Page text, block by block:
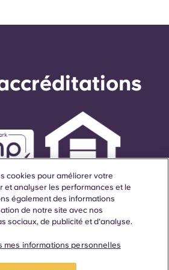
nous réjouissons de
cookies pour améliorer votre
et analyser les performances et le
également des informations
de notre site avec nos
sociaux, de publicité et d'analyse.
mes informations personnelles